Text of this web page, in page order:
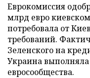
Еврокомиссия
млрд евро
потребовала от
требований.
Зеленского на
Украина выполняла
евросообщества.